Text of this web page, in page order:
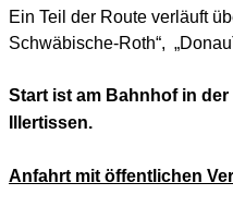
Ein Teil der Route verläuft
Schwäbische-Roth“,
Start ist am Bahnhof in
Illertissen.
Anfahrt mit öffentlichen